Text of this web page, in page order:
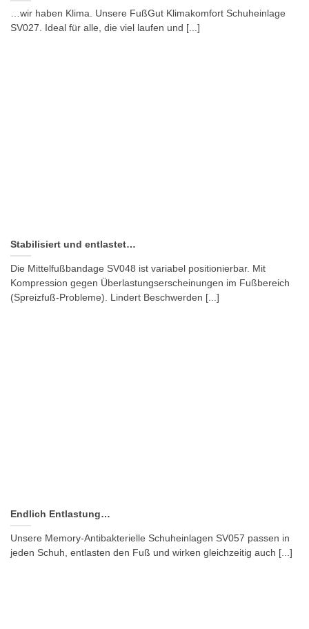
…wir haben Klima. Unsere FußGut Klimakomfort Schuheinlage
SV027. Ideal für alle, die viel laufen und [...]
Stabilisiert und entlastet…
Die Mittelfußbandage SV048 ist variabel positionierbar. Mit
Kompression gegen Überlastungserscheinungen im Fußbereich
(Spreizfuß-Probleme). Lindert Beschwerden [...]
Endlich Entlastung…
Unsere Memory-Antibakterielle Schuheinlagen SV057 passen in
jeden Schuh, entlasten den Fuß und wirken gleichzeitig auch [...]